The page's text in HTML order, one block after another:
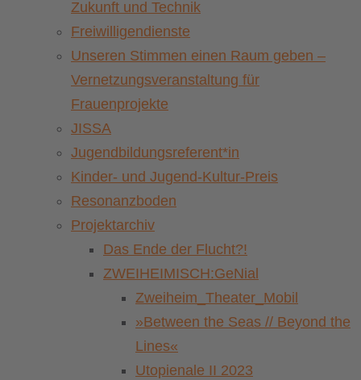
Zukunft und Technik
Freiwilligendienste
Unseren Stimmen einen Raum geben –
Vernetzungsveranstaltung für
Frauenprojekte
JISSA
Jugendbildungsreferent*in
Kinder- und Jugend-Kultur-Preis
Resonanzboden
Projektarchiv
Das Ende der Flucht?!
ZWEIHEIMISCH:GeNial
Zweiheim_Theater_Mobil
»Between the Seas // Beyond the
Lines«
Utopienale II 2023